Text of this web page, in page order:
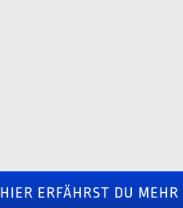
HIER ERFÄHRST DU